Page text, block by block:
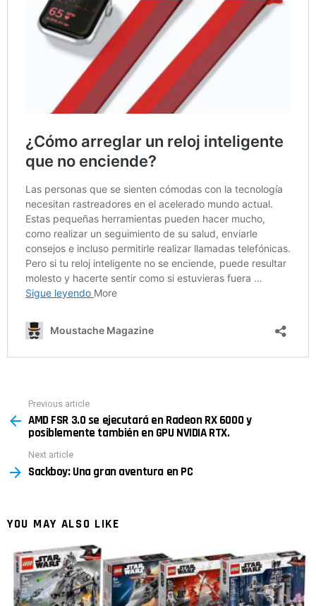
more
Previous article
AMD FSR 3.0 se ejecutará en Radeon RX 6000 y
posiblemente también en GPU NVIDIA RTX.
Next article
Sackboy: Una gran aventura en PC
YOU MAY ALSO LIKE